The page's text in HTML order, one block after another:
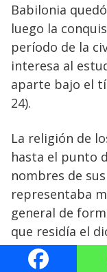
Babilonia
luego la
período de la
interesa al
aparte bajo el
24).
La religión de
hasta el punto
nombres de
representaba
general de
que residía el
se creían
había